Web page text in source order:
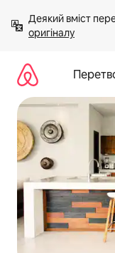
вмісту
Деякий вміст
оригіналу